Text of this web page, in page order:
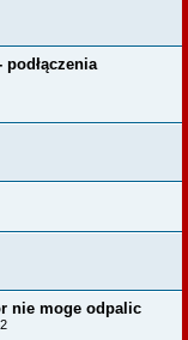
podłączenia
nie moge odpalic